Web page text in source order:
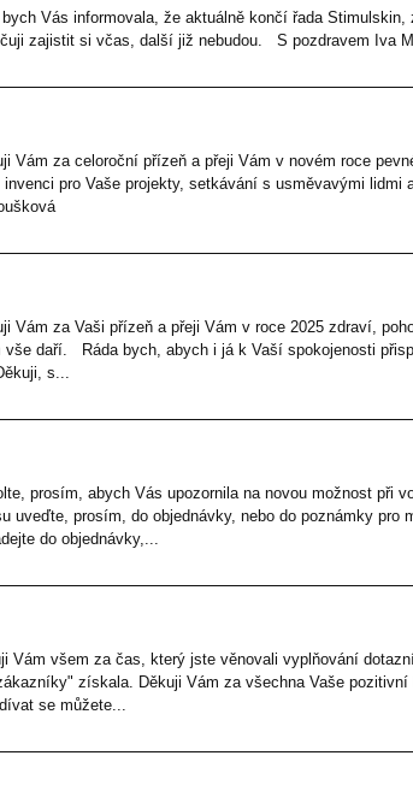
Vás informovala, že aktuálně končí řada Stimulskin,
zajistit si včas, další již nebudou. S pozdravem Iva
za celoroční přízeň a přeji Vám v novém roce
pro Vaše projekty, setkávání s usměvavými lidmi
za Vaši přízeň a přeji Vám v roce 2025 zdraví,
daří. Ráda bych, abych i já k Vaší spokojenosti
s...
prosím, abych Vás upozornila na novou možnost při
uveďte, prosím, do objednávky, nebo do poznámky pro
do objednávky,...
všem za čas, který jste věnovali vyplňování
získala. Děkuji Vám za všechna Vaše pozitivní
se můžete...